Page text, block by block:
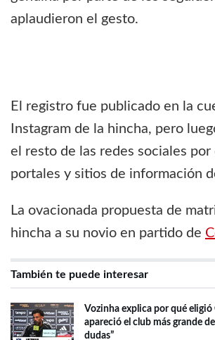
aplaudieron el gesto.
El registro fue publicado en la
Instagram de la hincha, pero
el resto de las redes sociales
portales y sitios de información
La ovacionada propuesta de
hincha a su novio en partido de
También te puede interesar
Vozinha explica por qué eligió
apareció el club más grande
dudas”